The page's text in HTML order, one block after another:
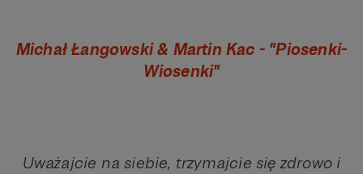
Michał Łangowski & Martin Kac - "Piosenki-
Wiosenki"
Uważajcie na siebie, trzymajcie się zdrowo i